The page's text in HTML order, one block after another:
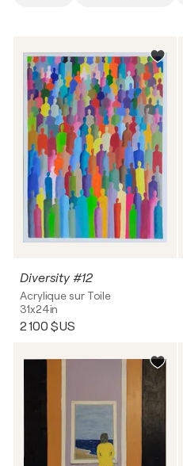
Diversity #12
Acrylique sur Toile
31x24in
2 100 $US